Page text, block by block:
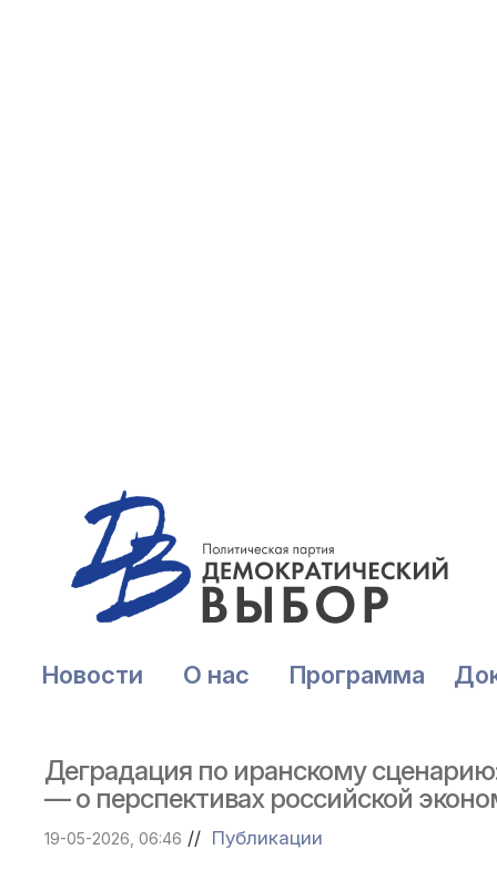
Новости О нас Программа
Деградация по иранскому
— о перспективах российской
19-05-2026, 06:46 // Публикации